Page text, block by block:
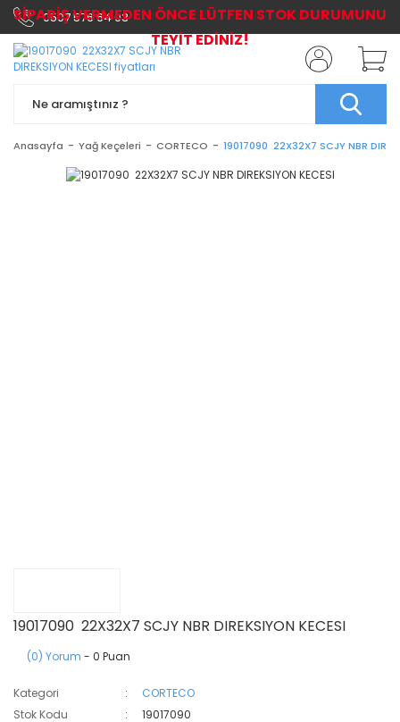
0507 576 64 03
Anasayfa Yağ Keçeleri CORTECO 19017090 22X32X7 SCJY NBR
19017090 22X32X7 SCJY NBR DIREKSIYON KECESI
(0) Yorum - 0 Puan
Kategori
CORTECO
Stok Kodu
19017090
SİPARİŞ VERMEDEN ÖNCE LÜTFEN STOK DURUMUNU
TEYİT EDİNİZ!